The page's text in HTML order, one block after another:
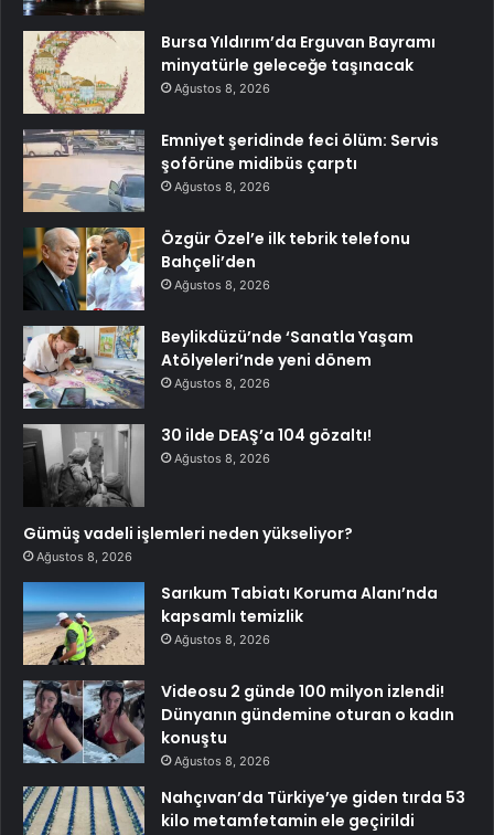
Bursa Yıldırım’da Erguvan Bayramı
minyatürle geleceğe taşınacak
Ağustos 8, 2026
Emniyet şeridinde feci ölüm: Servis
şoförüne midibüs çarptı
Ağustos 8, 2026
Özgür Özel’e ilk tebrik telefonu
Bahçeli’den
Ağustos 8, 2026
Beylikdüzü’nde ‘Sanatla Yaşam
Atölyeleri’nde yeni dönem
Ağustos 8, 2026
30 ilde DEAŞ’a 104 gözaltı!
Ağustos 8, 2026
Gümüş vadeli işlemleri neden yükseliyor?
Ağustos 8, 2026
Sarıkum Tabiatı Koruma Alanı’nda
kapsamlı temizlik
Ağustos 8, 2026
Videosu 2 günde 100 milyon izlendi!
Dünyanın gündemine oturan o kadın
konuştu
Ağustos 8, 2026
Nahçıvan’da Türkiye’ye giden tırda 53
kilo metamfetamin ele geçirildi